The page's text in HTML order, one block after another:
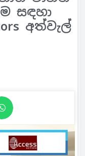
සඳහා
අත්වැල්